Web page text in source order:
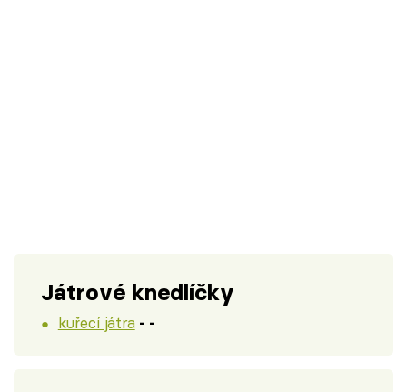
Játrové knedlíčky
kuřecí játra - -